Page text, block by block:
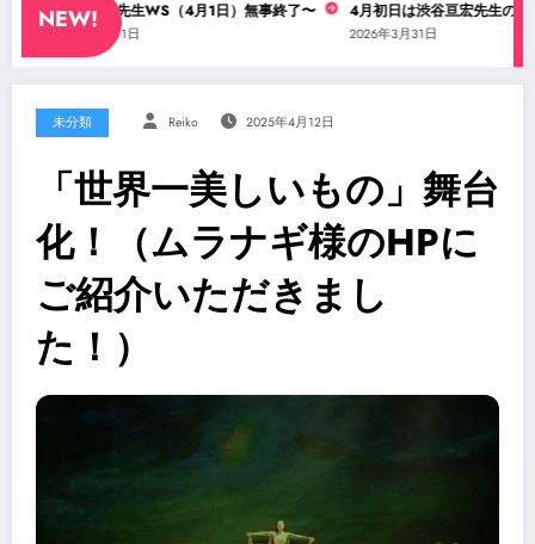
NEW!
渋谷亘宏先生WS（4月1日）無事終了〜
2026年4月1日
4月初日は渋谷亘宏先生のコンテ
2026年3月31日
未分類 Reiko 2025年4月12日
「世界一美しいもの」舞台
化！（ムラナギ様のHPに
ご紹介いただきまし
た！）